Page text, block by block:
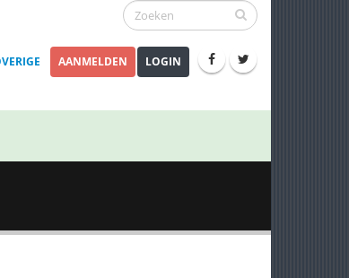
AANMELDEN LOGIN